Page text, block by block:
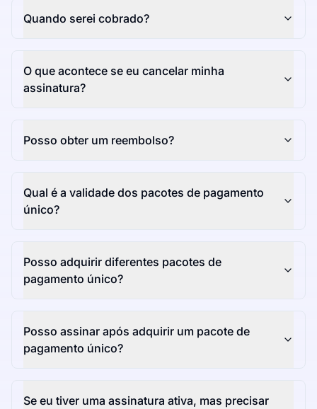
Quando serei cobrado?
O que acontece se eu cancelar minha
assinatura?
Posso obter um reembolso?
Qual é a validade dos pacotes de pagamento
único?
Posso adquirir diferentes pacotes de
pagamento único?
Posso assinar após adquirir um pacote de
pagamento único?
Se eu tiver uma assinatura ativa, mas precisar